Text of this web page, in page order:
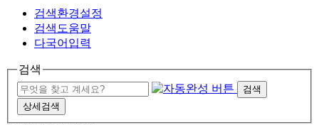
검색환경설정
검색도움말
다국어입력
검색
검색
상세검색